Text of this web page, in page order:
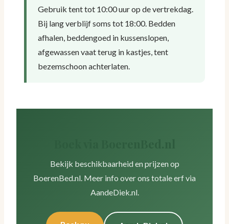
Gebruik tent tot 10:00 uur op de vertrekdag.
Bij lang verblijf soms tot 18:00. Bedden
afhalen, beddengoed in kussenslopen,
afgewassen vaat terug in kastjes, tent
bezemschoon achterlaten.
Bekijk beschikbaarheid en prijzen op
BoerenBed.nl. Meer info over ons totale erf via
AandeDiek.nl.